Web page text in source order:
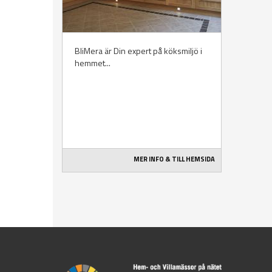
BliMera är Din expert på köksmiljö i
hemmet...
MER INFO & TILL HEMSIDA